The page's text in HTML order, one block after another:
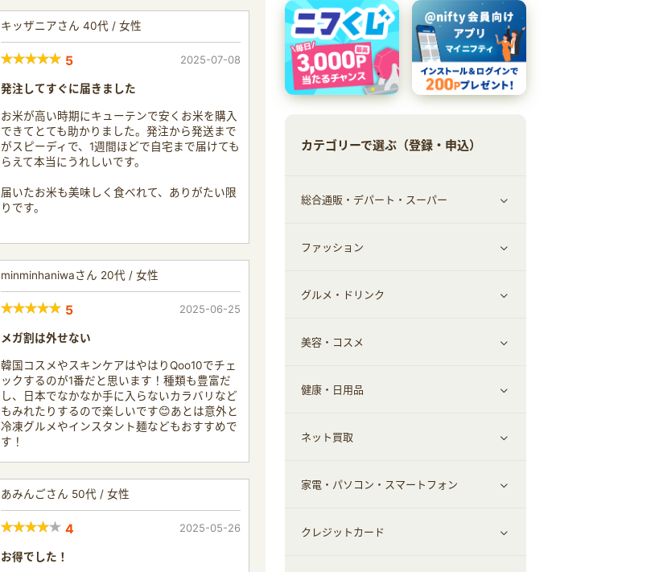
キッザニアさん 40代 / 女性
5 2025-07-08
発注してすぐに届きました
お米が高い時期にキューテンで安くお米を購入
できてとても助かりました。発注から発送まで
がスピーディで、1週間ほどで自宅まで届けても
らえて本当にうれしいです。
届いたお米も美味しく食べれて、ありがたい限
りです。
minminhaniwaさん 20代 / 女性
5 2025-06-25
メガ割は外せない
韓国コスメやスキンケアはやはりQoo10でチェ
ックするのが1番だと思います！種類も豊富だ
し、日本でなかなか手に入らないカラバリなど
もみれたりするので楽しいです😊あとは意外と
冷凍グルメやインスタント麺などもおすすめで
す！
あみんごさん 50代 / 女性
4 2025-05-26
お得でした！
カテゴリーで選ぶ（登録・申込）
総合通販・デパート・スーパー
すべて見る
総合通販
ファッション
すべて見る
ファッション
インナー・下着
スーツ・フォーマル
グルメ・ドリンク
すべて見る
グルメ
お酒
食材宅配
ウォーターサーバー
美容・コスメ
すべて見る
ヘアケア
エステ・サロン
メンズ美容
健康・日用品
すべて見る
スポーツ・フィットネス
日用品・薬局・からだ
ネット買取
すべて見る
ネット買取
家電・パソコン・スマートフォン
すべて見る
クレジットカード